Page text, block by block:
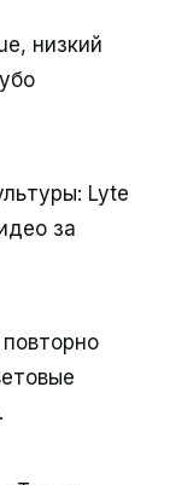
низкий
Lyte
за